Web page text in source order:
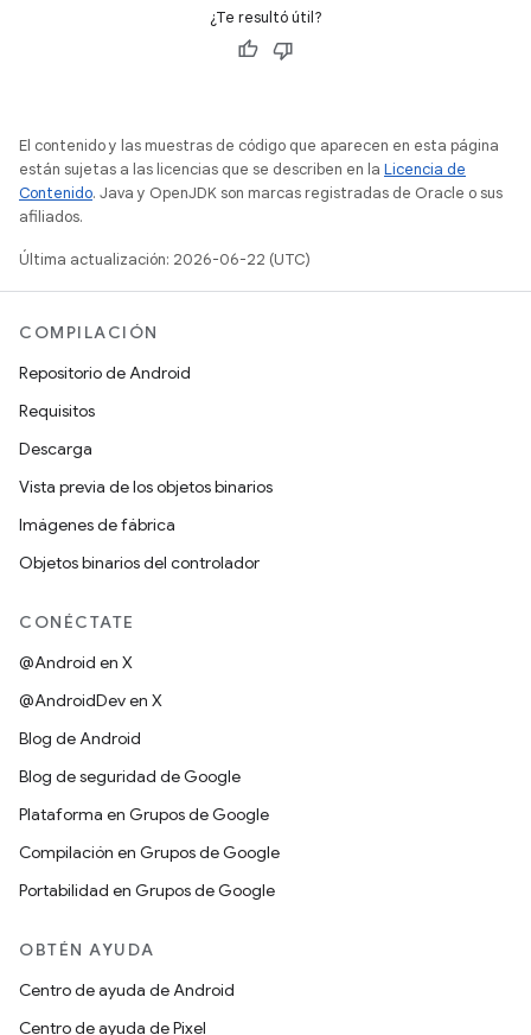
¿Te resultó útil?
El contenido y las muestras de código que aparecen en esta página
están sujetas a las licencias que se describen en la Licencia de
Contenido. Java y OpenJDK son marcas registradas de Oracle o sus
afiliados.
Última actualización: 2026-06-22 (UTC)
COMPILACIÓN
Repositorio de Android
Requisitos
Descarga
Vista previa de los objetos binarios
Imágenes de fábrica
Objetos binarios del controlador
CONÉCTATE
@Android en X
@AndroidDev en X
Blog de Android
Blog de seguridad de Google
Plataforma en Grupos de Google
Compilación en Grupos de Google
Portabilidad en Grupos de Google
OBTÉN AYUDA
Centro de ayuda de Android
Centro de ayuda de Pixel